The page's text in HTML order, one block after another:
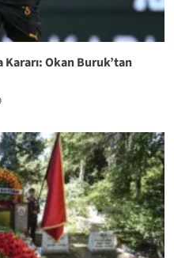
Kararı: Okan Buruk’tan